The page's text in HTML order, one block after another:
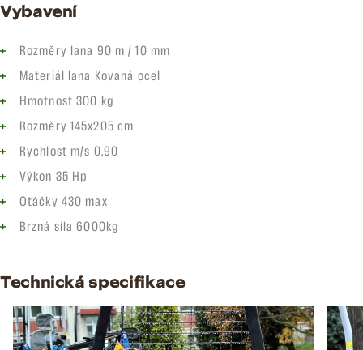
Vybavení
Rozměry lana 90 m / 10 mm
Materiál lana Kovaná ocel
Hmotnost 300 kg
Rozměry 145x205 cm
Rychlost m/s 0,90
Výkon 35 Hp
Otáčky 430 max
Brzná síla 6000kg
Technická specifikace